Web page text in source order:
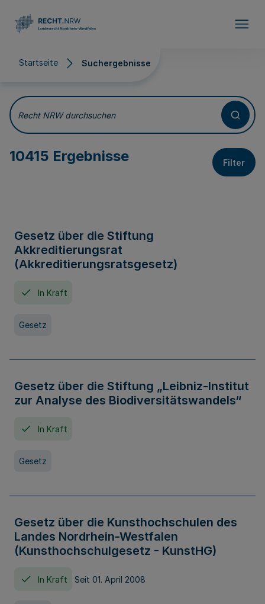
Startseite Suchergebnisse
Suchergebnisse
Recht NRW durchsuchen
10415 Ergebnisse Filter
Gesetz über die Stiftung
Akkreditierungsrat
(Akkreditierungsratsgesetz)
In Kraft
Gesetz
Gesetz über die Stiftung „Leibniz-Institut
zur Analyse des Biodiversitätswandels“
In Kraft
Gesetz
Gesetz über die Kunsthochschulen des
Landes Nordrhein-Westfalen
(Kunsthochschulgesetz - KunstHG)
In Kraft Seit 01. April 2008